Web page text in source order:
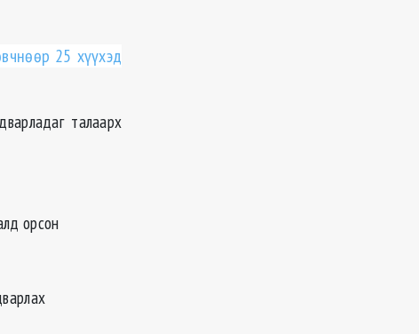
25 хүүхэд
талаарх
орсон